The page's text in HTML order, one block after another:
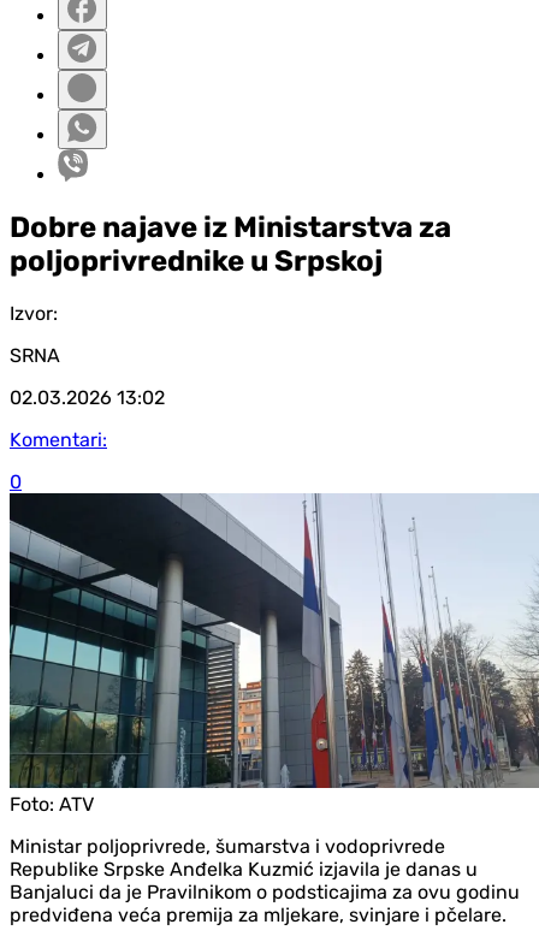
Dobre najave iz Ministarstva za
poljoprivrednike u Srpskoj
Izvor:
SRNA
02.03.2026 13:02
Komentari:
0
Foto: ATV
Ministar poljoprivrede, šumarstva i vodoprivrede
Republike Srpske Anđelka Kuzmić izjavila je danas u
Banjaluci da je Pravilnikom o podsticajima za ovu godinu
predviđena veća premija za mljekare, svinjare i pčelare.